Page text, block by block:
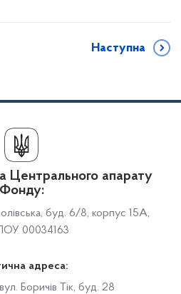
Наступна
апарату
Фонду:
буд. 6/8, корпус 15А,
00034163
адреса:
Боричів Тік, буд. 28